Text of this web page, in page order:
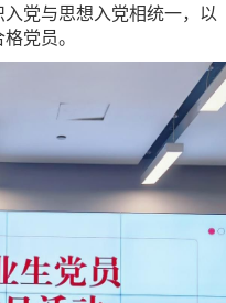
党与思想入党相统一，以
党员。